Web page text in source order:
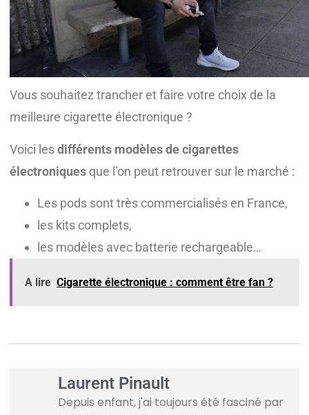
Vous souhaitez trancher et faire votre choix de la
meilleure cigarette électronique ?
Voici lesdifférents modèles de cigarettes
électroniques que l’on peut retrouver sur le marché :
Les pods sont très commercialisés en France,
les kits complets,
les modèles avec batterie rechargeable…
A lire Cigarette électronique : comment être fan ?
Laurent Pinault
Depuis enfant, j'ai toujours été fasciné par